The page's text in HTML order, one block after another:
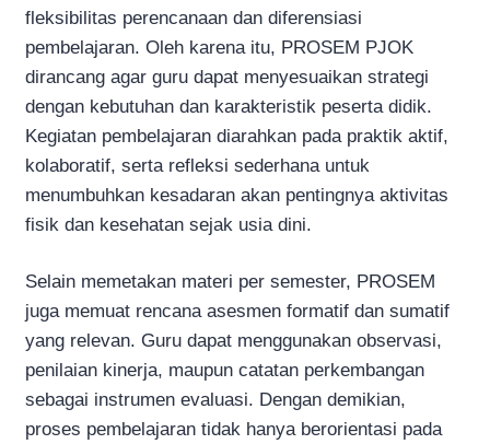
fleksibilitas perencanaan dan diferensiasi
pembelajaran. Oleh karena itu, PROSEM PJOK
dirancang agar guru dapat menyesuaikan strategi
dengan kebutuhan dan karakteristik peserta didik.
Kegiatan pembelajaran diarahkan pada praktik aktif,
kolaboratif, serta refleksi sederhana untuk
menumbuhkan kesadaran akan pentingnya aktivitas
fisik dan kesehatan sejak usia dini.
Selain memetakan materi per semester, PROSEM
juga memuat rencana asesmen formatif dan sumatif
yang relevan. Guru dapat menggunakan observasi,
penilaian kinerja, maupun catatan perkembangan
sebagai instrumen evaluasi. Dengan demikian,
proses pembelajaran tidak hanya berorientasi pada